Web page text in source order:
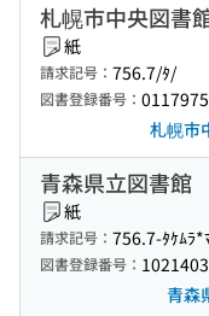
札幌市中央図書
紙
請求記号： 756.7/ﾀ/
図書登録番号：
札幌市
青森県立図書館
紙
請求記号： 756.7-ﾀｹﾑﾗ*
図書登録番号：
青森